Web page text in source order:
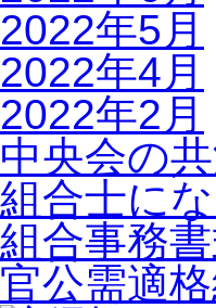
2022年5月
2022年4月
2022年2月
中央会の
組合士にな
組合事務
官公需適